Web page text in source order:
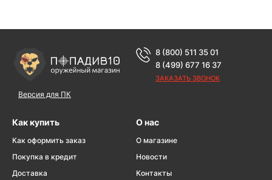
Версия для ПК
8 (800) 511 35 01
8 (499) 677 16 37
ЗАКАЗАТЬ ЗВОНОК
Как купить
Как оформить заказ
Покупка в кредит
Доставка
О нас
О магазине
Новости
Контакты